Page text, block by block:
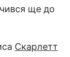
ще до
Скарлетт